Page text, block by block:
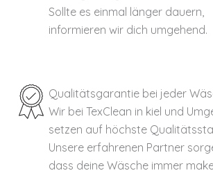
Sollte es einmal länger dauern,
informieren wir dich umgehend.
Qualitätsgarantie bei jeder
Wir bei TexClean in kiel und
setzen auf höchste
Unsere erfahrenen Partner
dass deine Wäsche immer